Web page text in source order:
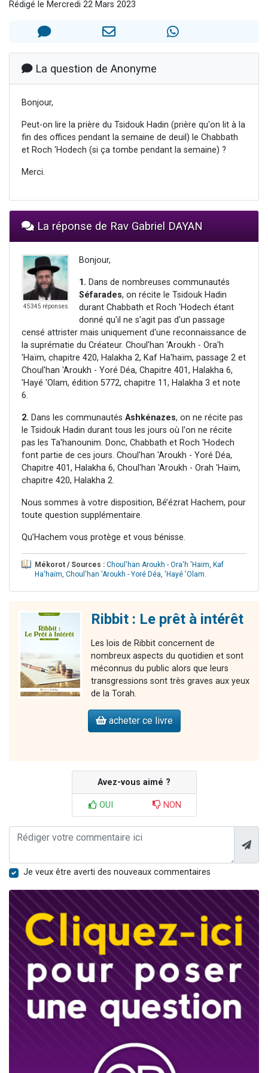
2 nouvelles musiques dans Torah-Box Music
4 personnes viennent de nous rejoindre sur WhatsApp
Rédigé le Mercredi 22 Mars 2023
La question de Anonyme
Bonjour,
Peut-on lire la prière du Tsidouk Hadin (prière qu'on lit à la
fin des offices pendant la semaine de deuil) le Chabbath
et Roch 'Hodech (si ça tombe pendant la semaine) ?
Merci.
La réponse de Rav Gabriel DAYAN
45345 réponses
Bonjour,
1. Dans de nombreuses communautés
Séfarades, on récite le Tsidouk Hadin
durant Chabbath et Roch 'Hodech étant
donné qu'il ne s'agit pas d'un passage
censé attrister mais uniquement d'une reconnaissance de
la suprématie du Créateur. Choul'han 'Aroukh - Ora'h
'Haïm, chapitre 420, Halakha 2, Kaf Ha'haïm, passage 2 et
Choul'han 'Aroukh - Yoré Déa, Chapitre 401, Halakha 6,
'Hayé 'Olam, édition 5772, chapitre 11, Halakha 3 et note
6.
2. Dans les communautés Ashkénazes, on ne récite pas
le Tsidouk Hadin durant tous les jours où l'on ne récite
pas les Ta'hanounim. Donc, Chabbath et Roch 'Hodech
font partie de ces jours. Choul'han 'Aroukh - Yoré Déa,
Chapitre 401, Halakha 6, Choul'han 'Aroukh - Orah 'Haïm,
chapitre 420, Halakha 2.
Nous sommes à votre disposition, Bé’ézrat Hachem, pour
toute question supplémentaire.
Qu’Hachem vous protège et vous bénisse.
Mékorot / Sources : Choul'han Aroukh - Ora'h 'Haim, Kaf
Ha'haïm, Choul'han 'Aroukh - Yoré Déa, 'Hayé 'Olam.
Ribbit : Le prêt à intérêt
Les lois de Ribbit concernent de
nombreux aspects du quotidien et sont
méconnus du public alors que leurs
transgressions sont très graves aux yeux
de la Torah.
acheter ce livre
Avez-vous aimé ?
OUI NON
Je veux être averti des nouveaux commentaires